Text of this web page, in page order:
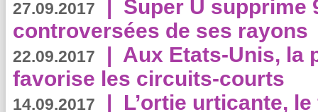
27.09.2017 | Super U supprime
controversées de ses rayons
22.09.2017 | Aux Etats-Unis, la
favorise les circuits-courts
14.09.2017 | L’ortie urticante,